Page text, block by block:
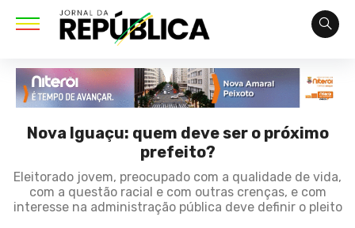
Nova Iguaçu: quem deve ser o próximo
prefeito?
Eleitorado jovem, preocupado com a qualidade de vida,
com a questão racial e com outras crenças, e com
interesse na administração pública deve definir o pleito